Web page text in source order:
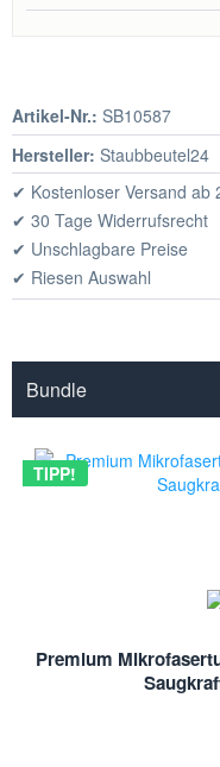
Artikel-Nr.: SB10587
Hersteller: Staubbeutel24
✔ Kostenloser Versand ab
✔ 30 Tage Widerrufsrecht
✔ Unschlagbare Preise
✔ Riesen Auswahl
Bundle
TIPP!
Premium